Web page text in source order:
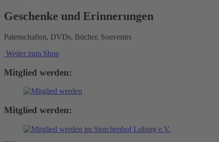
Geschenke und Erinnerungen
Patenschaften, DVDs, Bücher, Souvenirs
Weiter zum Shop
Mitglied werden:
Mitglied werden: